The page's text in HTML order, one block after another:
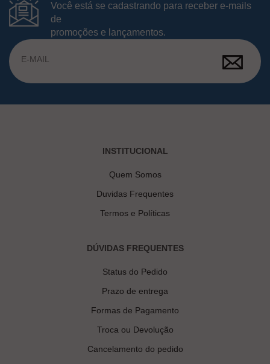
Você está se cadastrando para receber e-mails
de
promoções e lançamentos.
INSTITUCIONAL
Quem Somos
Duvidas Frequentes
Termos e Políticas
DÚVIDAS FREQUENTES
Status do Pedido
Prazo de entrega
Formas de Pagamento
Troca ou Devolução
Cancelamento do pedido